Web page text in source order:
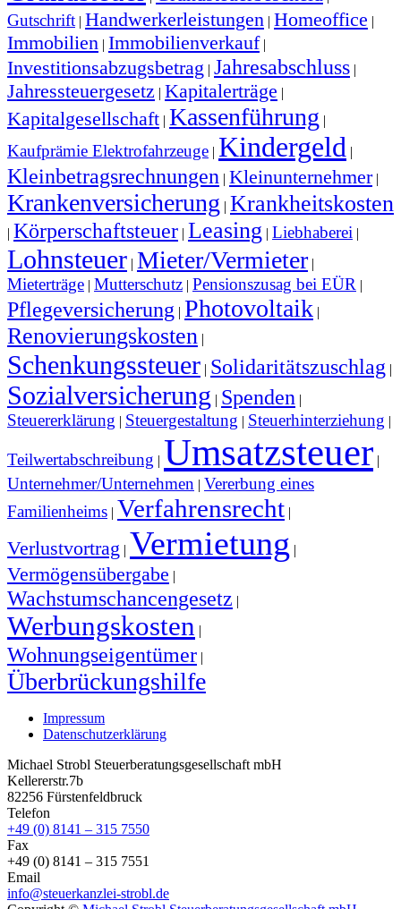
Gutschrift | Handwerkerleistungen | Homeoffice |
Immobilien | Immobilienverkauf |
Investitionsabzugsbetrag | Jahresabschluss |
Jahressteuergesetz | Kapitalerträge |
Kapitalgesellschaft | Kassenführung |
Kaufprämie Elektrofahrzeuge | Kindergeld |
Kleinbetragsrechnungen | Kleinunternehmer|
Krankenversicherung | Krankheitskosten
| Körperschaftsteuer | Leasing | Liebhaberei |
Lohnsteuer | Mieter/Vermieter |
Mieterträge | Mutterschutz | Pensionszusag bei EÜR |
Pflegeversicherung | Photovoltaik |
Renovierungskosten |
Schenkungssteuer | Solidaritätszuschlag |
Sozialversicherung | Spenden |
Steuererklärung | Steuergestaltung | Steuerhinterziehung |
Teilwertabschreibung | Umsatzsteuer |
Unternehmer/Unternehmen | Vererbung eines
Familienheims | Verfahrensrecht |
Verlustvortrag | Vermietung |
Vermögensübergabe |
Wachstumschancengesetz |
Werbungskosten |
Wohnungseigentümer |
Überbrückungshilfe
Impressum
Datenschutzerklärung
Michael Strobl Steuerberatungsgesellschaft mbH
Kellererstr.7b
82256 Fürstenfeldbruck
Telefon
+49 (0) 8141 – 315 7550
Fax
+49 (0) 8141 – 315 7551
Email
info@steuerkanzlei-strobl.de